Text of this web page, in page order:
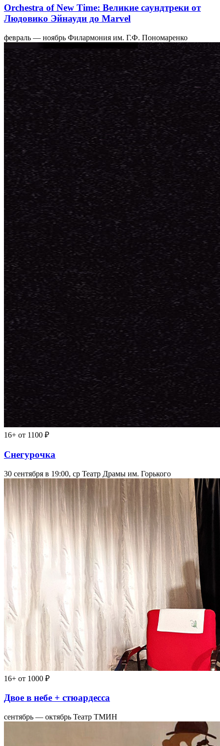
Orchestra of New Time: Великие саундтреки от
Людовико Эйнауди до Marvel
февраль — ноябрь Филармония им. Г.Ф. Пономаренко
16+ от 1100 ₽
Снегурочка
30 сентября в 19:00, ср Театр Драмы им. Горького
16+ от 1000 ₽
Двое в небе + стюардесса
сентябрь — октябрь Театр ТМИН